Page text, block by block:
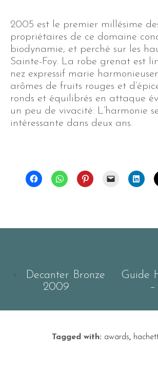
2005 est le premier millésime
propriétaires de ce domaine
biodynamie, et perché sur les
Sainte-Foy. La robe grenat est
nez expressif marie
arômes de fruits rouges et
ronds et équilibrés en attaque
un peu de vivacité. L’harmonie
intéressante dans deux ans.
‹
Decanter Bronze
2009
Guide
Tagged with: awards,